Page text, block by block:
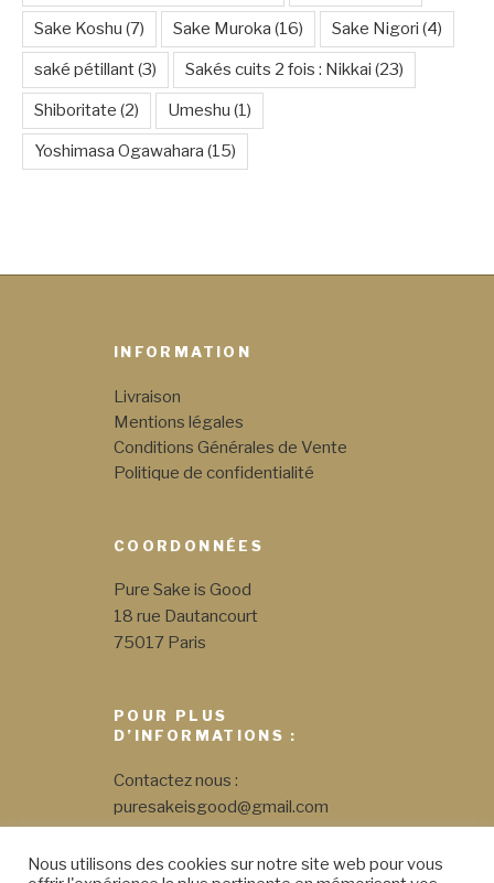
Sake Koshu (7) Sake Muroka (16) Sake Nigori (4)
saké pétillant(3) Sakés cuits 2 fois : Nikkai (23)
Shiboritate (2) Umeshu (1)
Yoshimasa Ogawahara (15)
INFORMATION
Livraison
Mentions légales
Conditions Générales de Vente
Politique de confidentialité
COORDONNÉES
Pure Sake is Good
18 rue Dautancourt
75017 Paris
POUR PLUS
D’INFORMATIONS :
Contactez nous :
puresakeisgood@gmail.com
06 35 21 96 79
Nous utilisons des cookies sur notre site web pour vous